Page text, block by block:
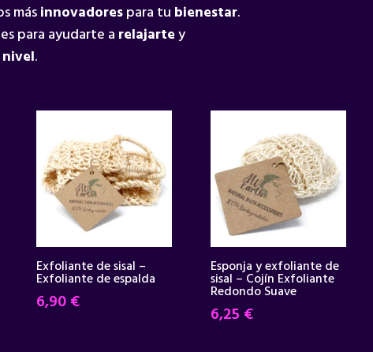
másinnovadorespara tu bienestar.
para ayudarte a relajartey
.
Exfoliante de sisal –
Exfoliante de espalda
6,90€
Esponja y exfoliante de
sisal – Cojín Exfoliante
Redondo Suave
6,25 €